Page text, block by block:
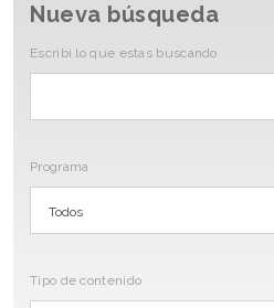
Nueva búsqueda
Escribi lo que estas buscando
Programa
Tipo de contenido